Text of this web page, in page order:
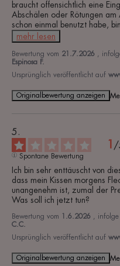
braucht offensichtlich eine
Abschälen oder Rötungen am
schon einmal benutzt habe,
mehr lesen
Bewertung vom 21.7.2026 ,
Espinosa F.
Ursprünglich veröffentlicht auf
Originalbewertung anzeigen
1 /
Spontane Bewertung
Ich bin sehr enttäuscht von
dass mein Kissen morgens
unangenehm ist, zumal der
Was soll ich jetzt tun?
Bewertung vom 1.6.2026 ,
C.C.
Ursprünglich veröffentlicht auf
Originalbewertung anzeigen